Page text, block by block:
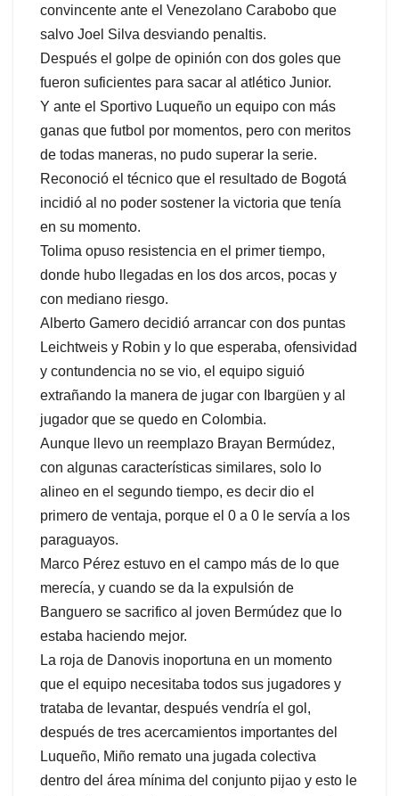
convincente ante el Venezolano Carabobo que
salvo Joel Silva desviando penaltis.
Después el golpe de opinión con dos goles que
fueron suficientes para sacar al atlético Junior.
Y ante el Sportivo Luqueño un equipo con más
ganas que futbol por momentos, pero con meritos
de todas maneras, no pudo superar la serie.
Reconoció el técnico que el resultado de Bogotá
incidió al no poder sostener la victoria que tenía
en su momento.
Tolima opuso resistencia en el primer tiempo,
donde hubo llegadas en los dos arcos, pocas y
con mediano riesgo.
Alberto Gamero decidió arrancar con dos puntas
Leichtweis y Robin y lo que esperaba, ofensividad
y contundencia no se vio, el equipo siguió
extrañando la manera de jugar con Ibargüen y al
jugador que se quedo en Colombia.
Aunque llevo un reemplazo Brayan Bermúdez,
con algunas características similares, solo lo
alineo en el segundo tiempo, es decir dio el
primero de ventaja, porque el 0 a 0 le servía a los
paraguayos.
Marco Pérez estuvo en el campo más de lo que
merecía, y cuando se da la expulsión de
Banguero se sacrifico al joven Bermúdez que lo
estaba haciendo mejor.
La roja de Danovis inoportuna en un momento
que el equipo necesitaba todos sus jugadores y
trataba de levantar, después vendría el gol,
después de tres acercamientos importantes del
Luqueño, Miño remato una jugada colectiva
dentro del área mínima del conjunto pijao y esto le